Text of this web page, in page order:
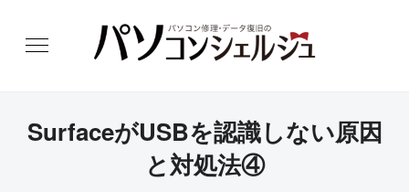
SurfaceがUSBを認識しない原因
と対処法④